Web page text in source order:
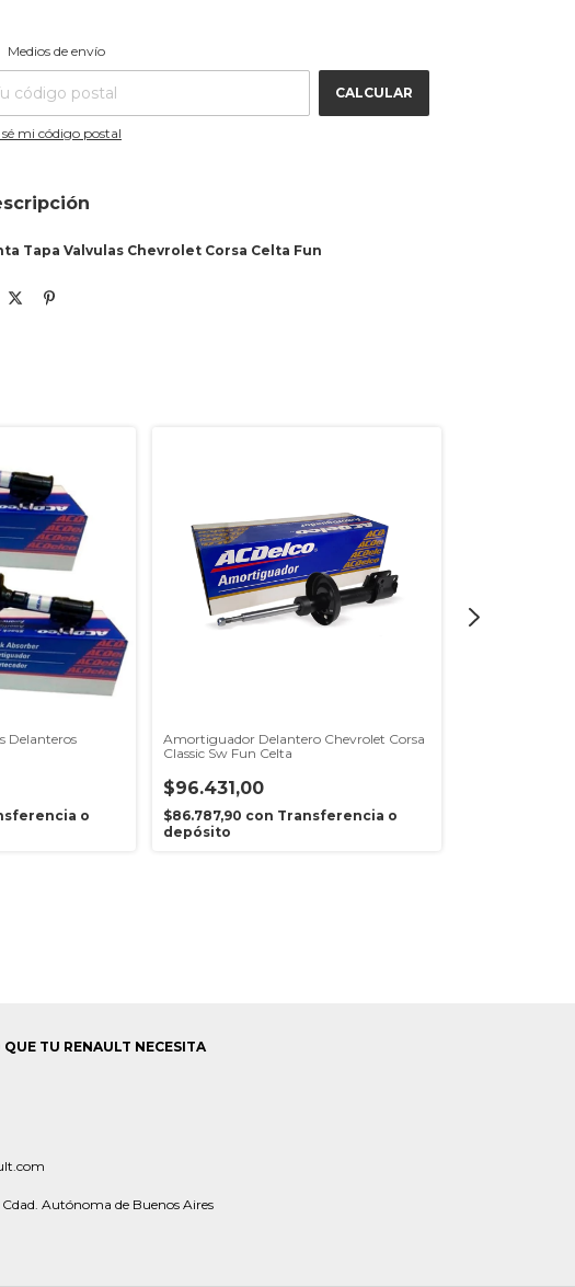
para el CP:
Medios de envío
CALCULAR
sé mi código postal
Tapa Valvulas Chevrolet Corsa Celta Fun
Delanteros
o
Amortiguador Delantero Chevrolet Corsa
Classic Sw Fun Celta
$96.431,00
$86.787,90 con Transferencia o
depósito
TU RENAULT NECESITA
Autónoma de Buenos Aires